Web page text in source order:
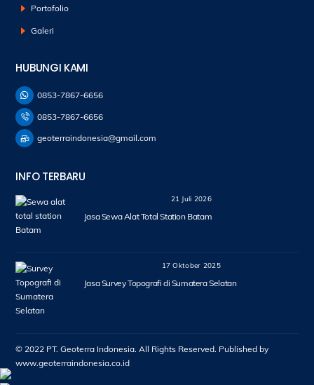
Portofolio
Galeri
HUBUNGI KAMI
0853-7867-6656
0853-7867-6656
geoterraindonesia@gmail.com
INFO TERBARU
21 Juli 2026
Jasa Sewa Alat Total Station Batam
17 Oktober 2025
Jasa Survey Topografi di Sumatera Selatan
© 2022 PT. Geoterra Indonesia. All Rights Reserved. Published by
www.geoterraindonesia.co.id